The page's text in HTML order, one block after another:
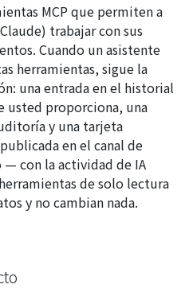
MCP que permiten a
trabajar con sus
Cuando un asistente
herramientas, sigue la
una entrada en el historial
usted proporciona, una
y una tarjeta
en el canal de
con la actividad de IA
de solo lectura
y no cambian nada.